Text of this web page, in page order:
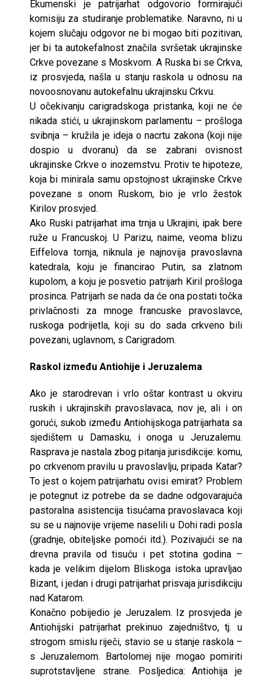
Ekumenski je patrijarhat odgovorio formirajući
komisiju za studiranje problematike. Naravno, ni u
kojem slučaju odgovor ne bi mogao biti pozitivan,
jer bi ta autokefalnost značila svršetak ukrajinske
Crkve povezane s Moskvom. A Ruska bi se Crkva,
iz prosvjeda, našla u stanju raskola u odnosu na
novoosnovanu autokefalnu ukrajinsku Crkvu.
U očekivanju carigradskoga pristanka, koji ne će
nikada stići, u ukrajinskom parlamentu – prošloga
svibnja – kružila je ideja o nacrtu zakona (koji nije
dospio u dvoranu) da se zabrani ovisnost
ukrajinske Crkve o inozemstvu. Protiv te hipoteze,
koja bi minirala samu opstojnost ukrajinske Crkve
povezane s onom Ruskom, bio je vrlo žestok
Kirilov prosvjed.
Ako Ruski patrijarhat ima trnja u Ukrajini, ipak bere
ruže u Francuskoj. U Parizu, naime, veoma blizu
Eiffelova tornja, niknula je najnovija pravoslavna
katedrala, koju je financirao Putin, sa zlatnom
kupolom, a koju je posvetio patrijarh Kiril prošloga
prosinca. Patrijarh se nada da će ona postati točka
privlačnosti za mnoge francuske pravoslavce,
ruskoga podrijetla, koji su do sada crkveno bili
povezani, uglavnom, s Carigradom.
Raskol između Antiohije i Jeruzalema
Ako je starodrevan i vrlo oštar kontrast u okviru
ruskih i ukrajinskih pravoslavaca, nov je, ali i on
gorući, sukob između Antiohijskoga patrijarhata sa
sjedištem u Damasku, i onoga u Jeruzalemu.
Rasprava je nastala zbog pitanja jurisdikcije: komu,
po crkvenom pravilu u pravoslavlju, pripada Katar?
To jest o kojem patrijarhatu ovisi emirat? Problem
je potegnut iz potrebe da se dadne odgovarajuća
pastoralna asistencija tisućama pravoslavaca koji
su se u najnovije vrijeme naselili u Dohi radi posla
(gradnje, obiteljske pomoći itd.). Pozivajući se na
drevna pravila od tisuću i pet stotina godina –
kada je velikim dijelom Bliskoga istoka upravljao
Bizant, i jedan i drugi patrijarhat prisvaja jurisdikciju
nad Katarom.
Konačno pobijedio je Jeruzalem. Iz prosvjeda je
Antiohijski patrijarhat prekinuo zajedništvo, tj. u
strogom smislu riječi, stavio se u stanje raskola –
s Jeruzalemom. Bartolomej nije mogao pomiriti
suprotstavljene strane. Posljedica: Antiohija je